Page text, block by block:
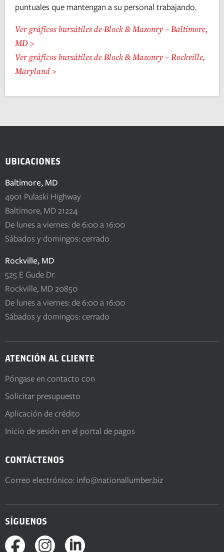
puntuales que mantengan a su personal trabajando.
Ver gráficos bursátiles de Block & Masonry – Baltimore,
MD >
Ver gráficos bursátiles de Block & Masonry – Rockville,
Maryland >
UBICACIONES
Baltimore, MD
4901 Pulaski Highway
Baltimore, MD 21224
De lunes a viernes: de 6:00 a 16:00
Sábados y domingos: cerrado
Rockville, MD
525 E Gude Dr.
Rockville, MD 20850
De lunes a viernes: de 6:00 a 16:00
Sábados y domingos: cerrado
ATENCIÓN AL CLIENTE
Póngase en contacto con
Solicitar presupuesto
Aplicación de crédito
Inicio de sesión en el portal de pagos
CONTÁCTENOS
Correo electrónico: info@nationallumber.biz
SÍGUENOS